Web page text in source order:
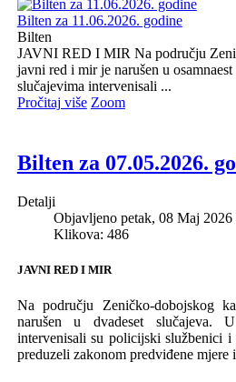
Bilten za 11.06.2026. godine
Bilten
JAVNI RED I MIR Na području
javni red i mir je narušen u
slučajevima intervenisali ...
Pročitaj više Zoom
Bilten za 07.05.2026.
Detalji
Objavljeno petak, 08 Maj 2026
Klikova: 486
JAVNI RED I MIR
Na području Zeničko-dobojskog k
narušen u
dvadeset slučajeva.
intervenisali su policijski službenici
preduzeli zakonom predviđene mjere